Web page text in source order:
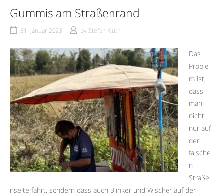
Gummis am Straßenrand
31. Januar 2023 by Stefan Kluth
Das
Proble
m ist,
dass
man
nicht
nur auf
der
falsche
n
Straße
nseite fährt, sondern dass auch Blinker und Wischer auf der